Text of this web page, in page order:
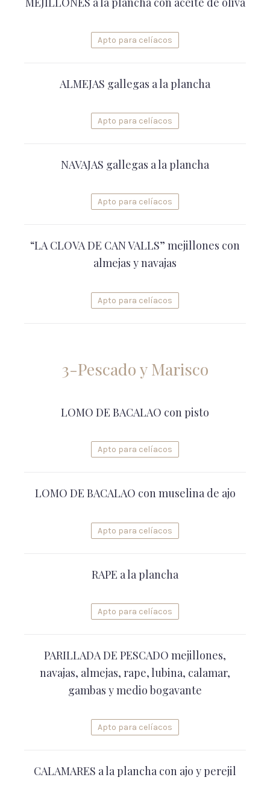
Apto para celíacos
ALMEJAS gallegas a la plancha
Apto para celíacos
NAVAJAS gallegas a la plancha
Apto para celíacos
“LA CLOVA DE CAN VALLS” mejillones con
almejas y navajas
Apto para celíacos
3-Pescado y Marisco
LOMO DE BACALAO con pisto
Apto para celíacos
LOMO DE BACALAO con muselina de ajo
Apto para celíacos
RAPE a la plancha
Apto para celíacos
PARILLADA DE PESCADO mejillones,
navajas, almejas, rape, lubina, calamar,
gambas y medio bogavante
Apto para celíacos
CALAMARES a la plancha con ajo y perejil